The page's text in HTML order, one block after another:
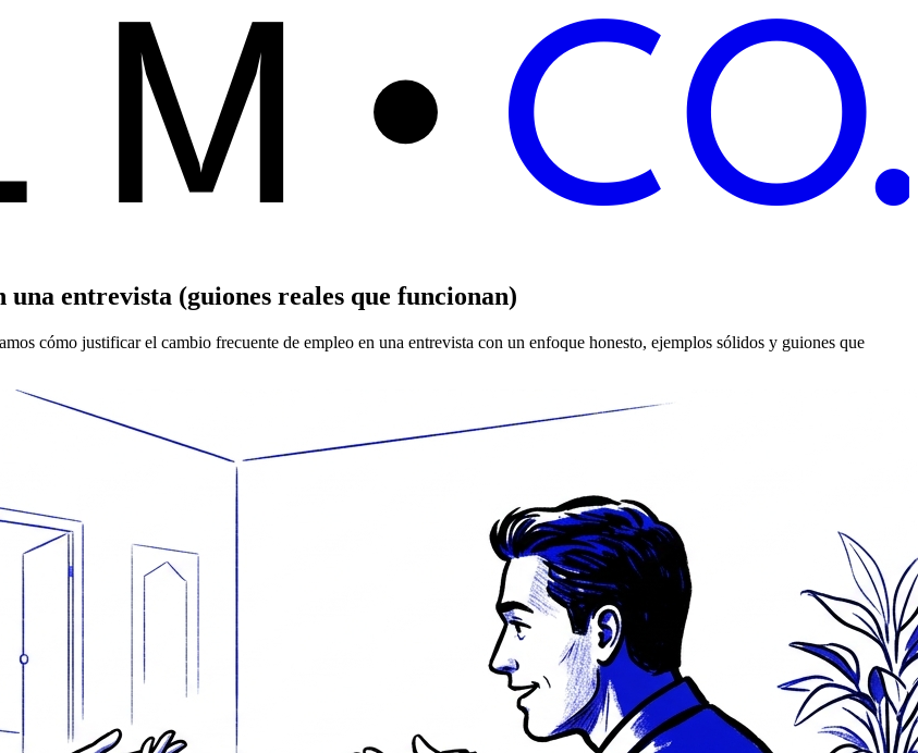
ALM C
entrevista (guiones reales que funcionan)
cómo justificar el cambio frecuente de empleo en una entrevista con un enfoque honesto, ejemplos sólidos y guiones que